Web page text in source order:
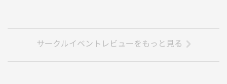
サークルイベントレビューをもっと見る